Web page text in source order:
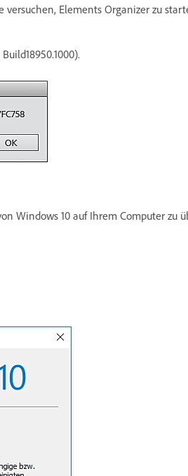
Elements Organizer zu
Windows 10 auf Ihrem Computer zu